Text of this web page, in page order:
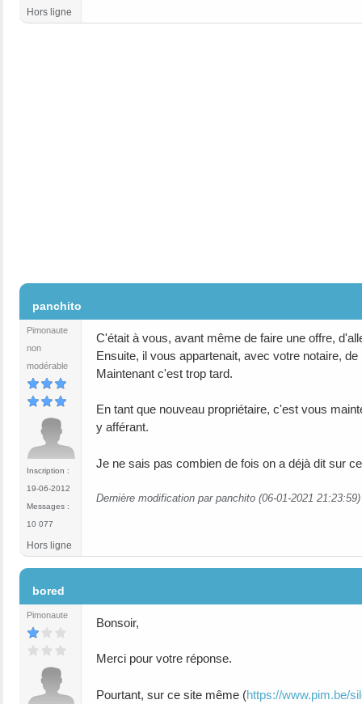
Hors ligne
panchito
Pimonaute
non
modérable
Inscription :
19-06-2012
Messages :
10 077
C'était à vous, avant même de faire une offre,
Ensuite, il vous appartenait, avec votre notaire,
Maintenant c'est trop tard.
En tant que nouveau propriétaire, c'est vous
y afférant.
Je ne sais pas combien de fois on a déjà dit sur
Dernière modification par panchito (06-01-2021 21:23:59)
Hors ligne
bored
Pimonaute
Bonsoir,
Merci pour votre réponse.
Pourtant, sur ce site même (https://www.pim.be/